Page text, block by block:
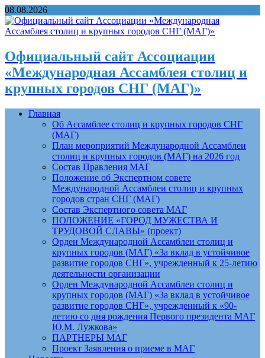
08.08.2026
Официальный сайт Ассоциации
«Международная Ассамблея столиц и
крупных городов СНГ (МАГ)»
Главная
Об Ассамблее столиц и крупных городов СНГ
(МАГ)
План мероприятий Международной Ассамблеи
столиц и крупных городов (МАГ) на 2026 год
Состав Правления МАГ
Положение об Экспертном совете
Международной Ассамблеи столиц и крупных
городов стран СНГ (МАГ)
Состав Экспертного совета МАГ
ПОЛОЖЕНИЕ «ГОРОД МУЖЕСТВА И
ТРУДОВОЙ СЛАВЫ» (проект)
Орден Международной Ассамблеи столиц и
крупных городов (МАГ) «За вклад в устойчивое
развитие городов СНГ», учрежденный к 25-летию
деятельности организации
Орден Международной Ассамблеи столиц и
крупных городов (МАГ) «За вклад в устойчивое
развитие городов СНГ», учрежденный к «90-
летию со дня рождения Первого президента МАГ
Ю.М. Лужкова»
ПАРТНЕРЫ МАГ
Проект Заявления о приеме в МАГ